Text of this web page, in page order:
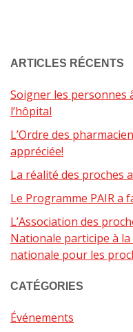
ARTICLES RÉCENTS
Soigner les personnes
l’hôpital
L’Ordre des
appréciée!
La réalité des proches
Le Programme PAIR a
L’Association des
Nationale participe à
nationale pour les
CATÉGORIES
Événements